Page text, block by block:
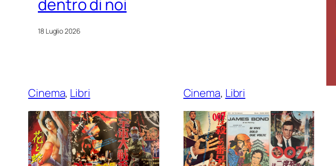
dentro di noi
18 Luglio 2026
Cinema, Libri Cinema, Libri